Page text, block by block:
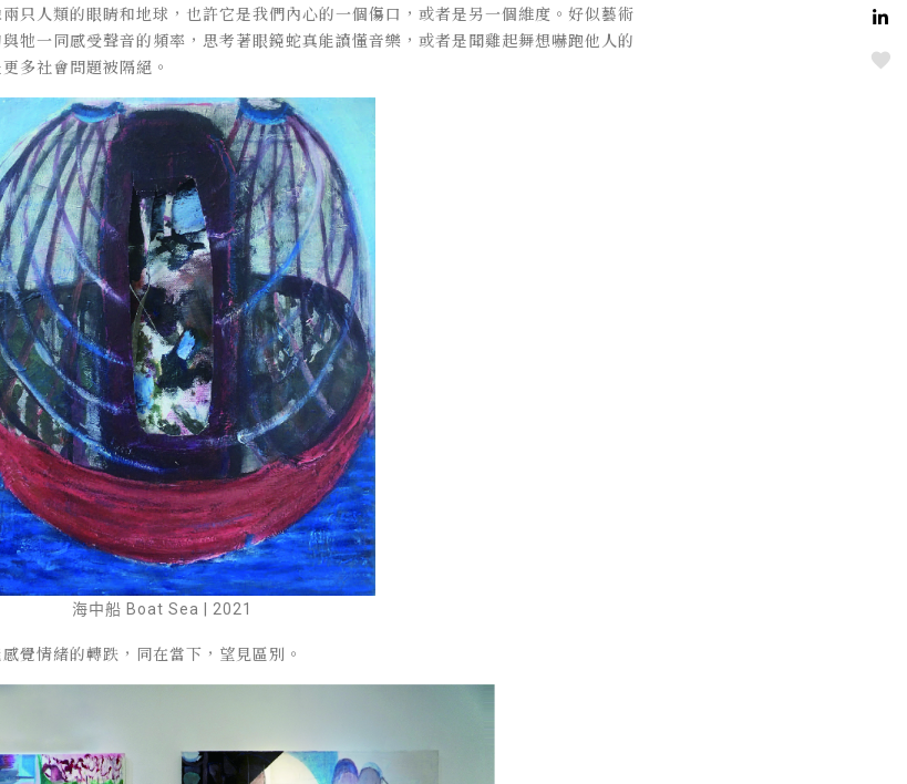
只人類的眼睛和地球，也許它是我們內心的一個傷口，或者是另一個維度。好似藝術
牠一同感受聲音的頻率，思考著眼鏡蛇真能讀懂音樂，或者是聞雞起舞想嚇跑他人的
多社會問題被隔絕。
海中船 Boat Sea | 2021
覺情緒的轉跌，同在當下，望見區別。
Love